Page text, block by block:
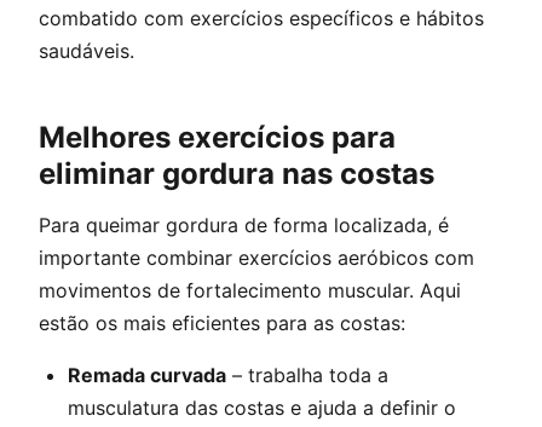
combatido com exercícios específicos e hábitos
saudáveis.
Melhores exercícios para
eliminar gordura nas costas
Para queimar gordura de forma localizada, é
importante combinar exercícios aeróbicos com
movimentos de fortalecimento muscular. Aqui
estão os mais eficientes para as costas:
Remada curvada – trabalha toda a
musculatura das costas e ajuda a definir o